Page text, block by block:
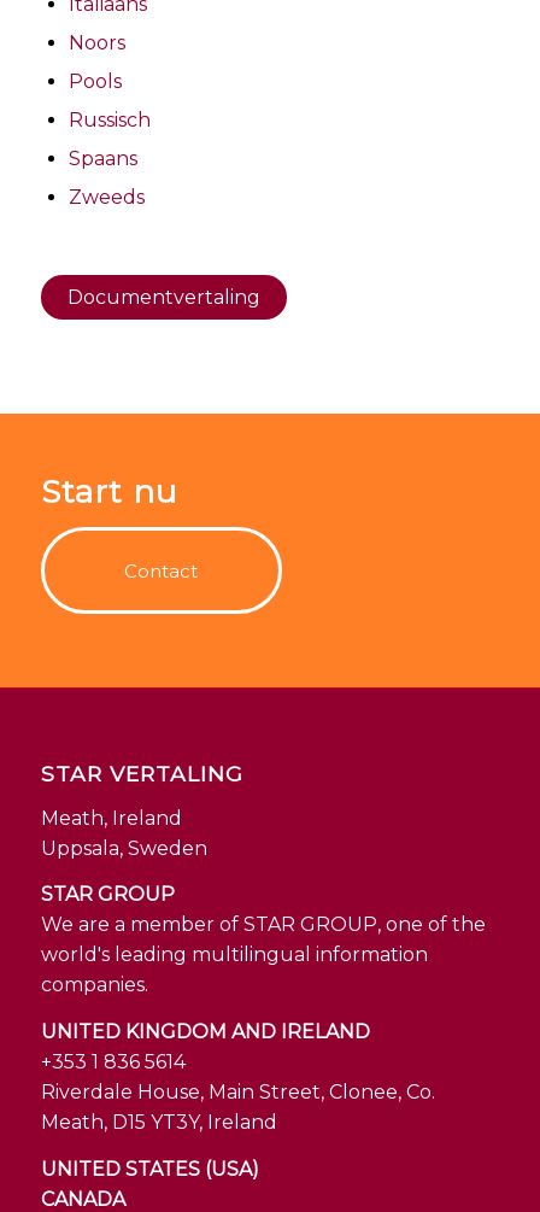
Noors
Pools
Russisch
Spaans
Zweeds
Documentvertaling
Start nu
Contact
STAR VERTALING
Meath, Ireland
Uppsala, Sweden
STAR GROUP
We are a member of STAR GROUP, one of the
world's leading multilingual information
companies.
UNITED KINGDOM AND IRELAND
+353 1 836 5614
Riverdale House, Main Street, Clonee, Co.
Meath, D15 YT3Y, Ireland
UNITED STATES (USA)
CANADA